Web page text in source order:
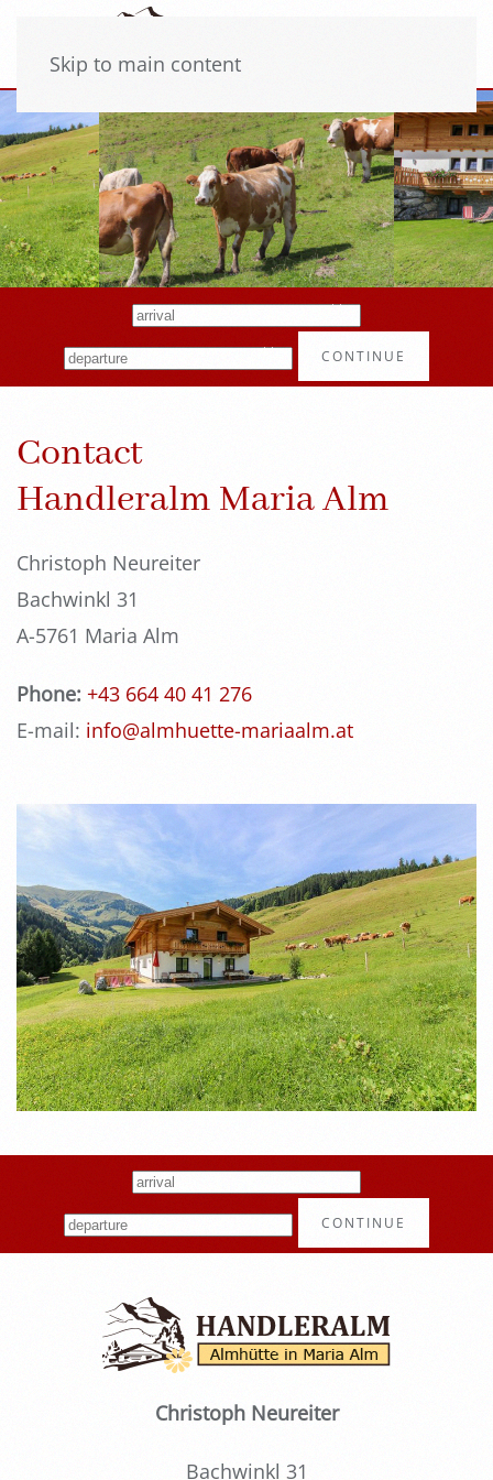
Skip to main content
CONTINUE
Contact
Handleralm Maria Alm
Christoph Neureiter
Bachwinkl 31
A-5761 Maria Alm
Phone: +43 664 40 41 276
E-mail: info@almhuette-mariaalm.at
CONTINUE
Christoph Neureiter
Bachwinkl 31